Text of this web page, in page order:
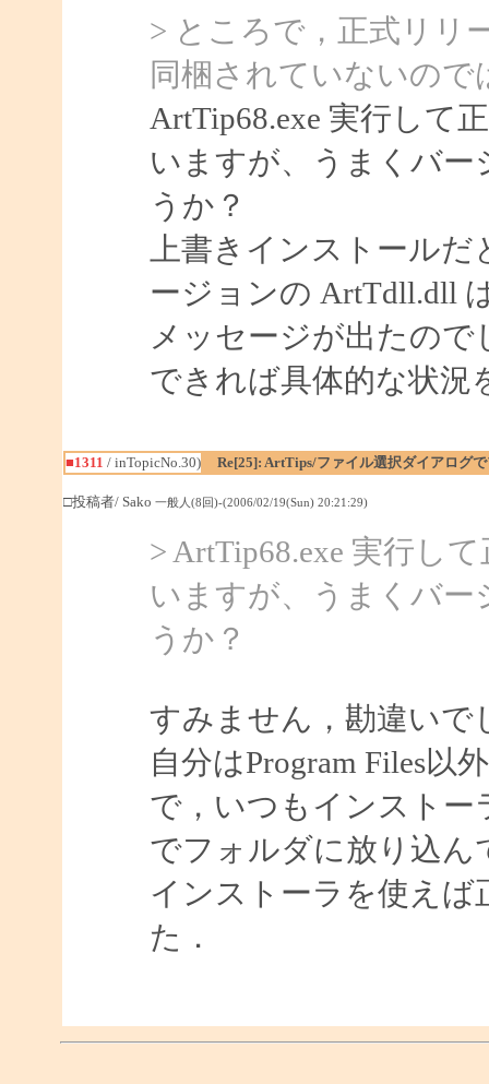
> ところで，正式リリ
同梱されていないの
ArtTip68.exe 実行して
いますが、うまくバ
うか？
上書きインストール
ージョンの ArtTdll.dll
メッセージが出たので
できれば具体的な状況
■1311 / inTopicNo.30) Re[25]: ArtTips/ファイル選択ダイアログ
□投稿者/ Sako 一般人(8回)-(2006/02/19(Sun) 20:21:29)
> ArtTip68.exe 実行し
いますが、うまくバ
うか？
すみません，勘違いで
自分はProgram Files以
で，いつもインストー
でフォルダに放り込ん
インストーラを使え
た．